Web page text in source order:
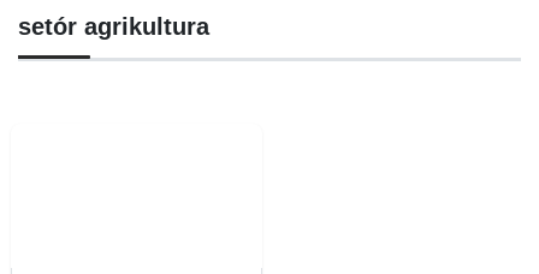
setór agrikultura